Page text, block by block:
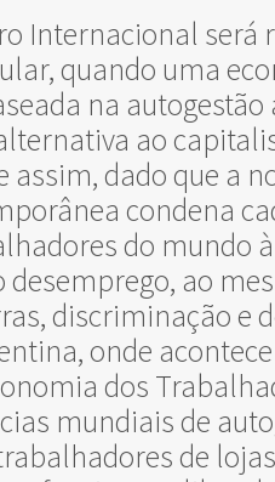
Internacional será
quando uma
na autogestão
ao
dado que a
condena
do mundo
desemprego, ao
discriminação e
onde
dos
mundiais de
de